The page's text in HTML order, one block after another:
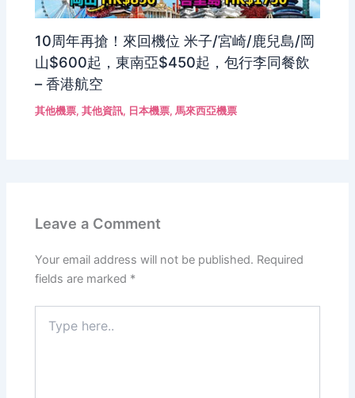
10周年再搶！來回機位 米子/宮崎/鹿兒島/岡
山$600起，東南亞$450起，包行李同餐飲
– 香港航空
其他機票,其他資訊, 日本機票,馬來西亞機票
Leave a Comment
Your email address will not be published. Required
fields are marked *
here..